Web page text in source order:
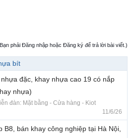
phải Đăng nhập hoặc Đăng ký để trả lời bài viết.)
bít
đặc, khay nhựa cao 19 có nắp
nhựa)
đàn: Mặt bằng - Cửa hàng - Kiot
11/6/26
B8, bán khay công nghiệp tại Hà Nội,